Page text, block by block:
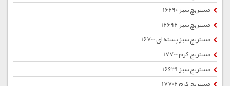
مستربچ سبز 16690
مستربچ سبز 16696
مستربچ سبز پسته ای 16700
مستربچ کرم 17700
مستربچ سبز 16631